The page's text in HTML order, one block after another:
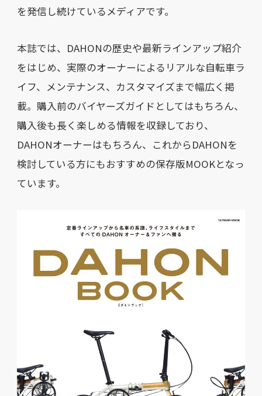
を発信し続けているメディアです。
本誌では、DAHONの歴史や最新ラインアップ紹介
をはじめ、実際のオーナーによるリアルな自転車ラ
イフ、メンテナンス、カスタマイズまで幅広く掲
載。購入前のバイヤーズガイドとしてはもちろん、
購入後も長く楽しめる情報を収録しており、
DAHONオーナーはもちろん、これからDAHONを
検討している方にもおすすめの保存版MOOKとなっ
ています。